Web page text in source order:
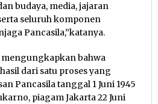
budaya, media, jajaran
seluruh komponen
Pancasila,”katanya.
bahwa
dari satu proses yang
Pancasila tanggal 1 Juni 1945
piagam Jakarta 22 Juni